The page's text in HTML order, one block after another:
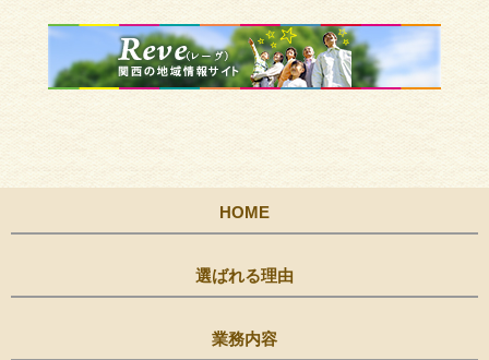
HOME
選ばれる理由
業務内容